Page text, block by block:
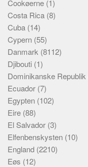
Cookøerne (1)
Costa Rica (8)
Cuba (14)
Cypern (55)
Danmark (8112)
Djibouti (1)
Dominikanske Republik
Ecuador (7)
Egypten (102)
Eire (88)
El Salvador (3)
Elfenbenskysten (10)
England (2210)
Eøs (12)